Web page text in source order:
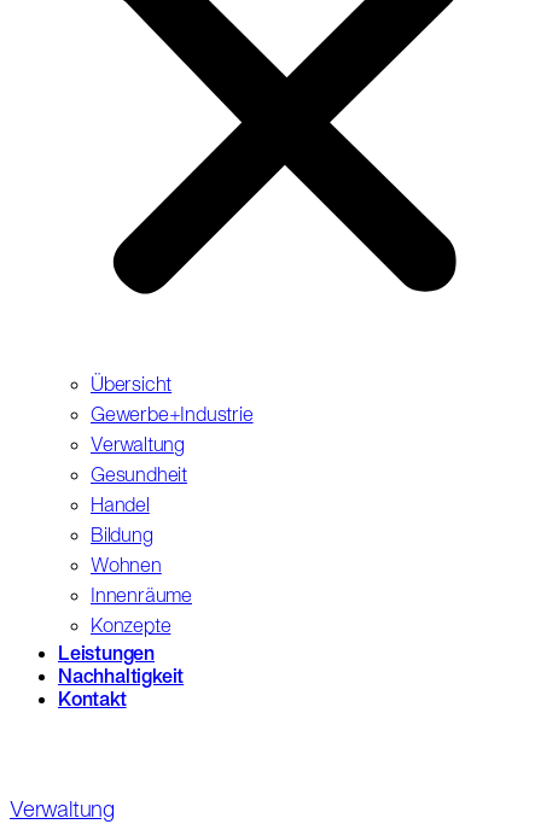
Übersicht
Gewerbe+Industrie
Verwaltung
Gesundheit
Handel
Bildung
Wohnen
Innenräume
Konzepte
Leistungen
Nachhaltigkeit
Kontakt
Verwaltung